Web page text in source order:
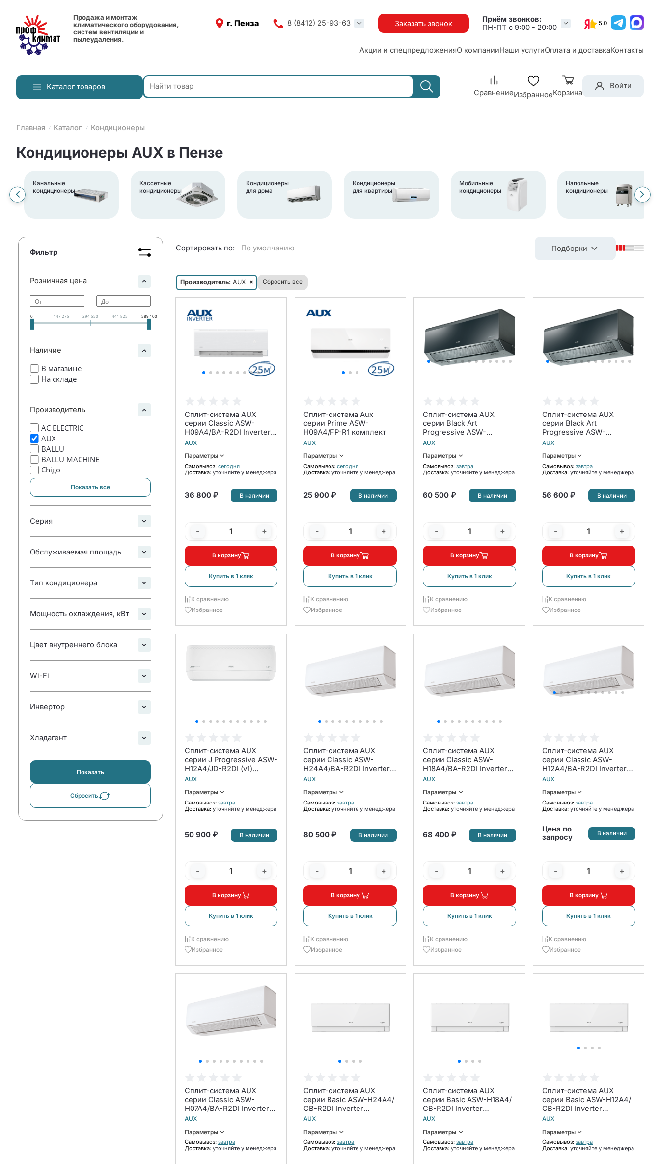
Продажа и монтаж
климатического оборудования,
систем вентиляции и
пылеудаления.
г. Пенза 8 (8412) 25-93-63 Заказать звонок
Приём звонков:
ПН-ПТ с 9:00 - 20:00
5.0
Акции и спецпредложенияО компанииНаши услугиОплата и доставкаКонтакты
Каталог товаров
СравнениеИзбранноеКорзина
Войти
Главная Каталог Кондиционеры
Кондиционеры AUX в Пензе
Канальные
кондиционеры
Кассетные
кондиционеры
Кондиционеры
для дома
Кондиционеры
для квартиры
Мобильные
кондиционеры
Напольные
кондиционеры
Фильтр
Розничная цена
0 147 275 294 550 441 825 589 100
Наличие
В магазине
На складе
Производитель
AC ELECTRIC
AUX
BALLU
BALLU MACHINE
Chigo
Показать все
Серия
Обслуживаемая площадь
Тип кондиционера
Мощность охлаждения, кВт
Цвет внутреннего блока
Wi-Fi
Инвертор
Хладагент
Показать
Сбросить
Сортировать по: По умолчанию Подборки
Производитель: AUX × Сбросить все
Сплит-система AUX
серии Classic ASW-
H09A4/BA-R2DI Inverter
комплект
AUX
Параметры
Самовывоз: сегодня
Доставка: уточняйте у менеджера
36 800 ₽ В наличии
- +
В корзину
Купить в 1 клик
К сравнению
Избранное
Сплит-система Aux
серии Prime ASW-
H09A4/FP-R1 комплект
AUX
Параметры
Самовывоз: сегодня
Доставка: уточняйте у менеджера
25 900 ₽ В наличии
- +
В корзину
Купить в 1 клик
К сравнению
Избранное
Сплит-система AUX
серии Black Art
Progressive ASW-
H12A4/CС-R2DI Inverter
AUX
Параметры
Самовывоз: завтра
Доставка: уточняйте у менеджера
60 500 ₽ В наличии
- +
В корзину
Купить в 1 клик
К сравнению
Избранное
Сплит-система AUX
серии Black Art
Progressive ASW-
H09A4/CС-R2DI Inverter
AUX
Параметры
Самовывоз: завтра
Доставка: уточняйте у менеджера
56 600 ₽ В наличии
- +
В корзину
Купить в 1 клик
К сравнению
Избранное
Сплит-система AUX
серии J Progressive ASW-
H12A4/JD-R2DI (v1)
Inverter комплект
AUX
Параметры
Самовывоз: завтра
Доставка: уточняйте у менеджера
50 900 ₽ В наличии
- +
В корзину
Купить в 1 клик
К сравнению
Избранное
Сплит-система AUX
серии Classic ASW-
H24A4/BA-R2DI Inverter
комплект
AUX
Параметры
Самовывоз: завтра
Доставка: уточняйте у менеджера
80 500 ₽ В наличии
- +
В корзину
Купить в 1 клик
К сравнению
Избранное
Сплит-система AUX
серии Classic ASW-
H18A4/BA-R2DI Inverter
комплект
AUX
Параметры
Самовывоз: завтра
Доставка: уточняйте у менеджера
68 400 ₽ В наличии
- +
В корзину
Купить в 1 клик
К сравнению
Избранное
Сплит-система AUX
серии Classic ASW-
H12A4/BA-R2DI Inverter
комплект
AUX
Параметры
Самовывоз: завтра
Доставка: уточняйте у менеджера
Цена по
запросу
В наличии
- +
В корзину
Купить в 1 клик
К сравнению
Избранное
Сплит-система AUX
серии Classic ASW-
H07A4/BA-R2DI Inverter
комплект
AUX
Параметры
Самовывоз: завтра
Доставка: уточняйте у менеджера
Сплит-система AUX
серии Basic ASW-H24A4/
СB-R2DI Inverter
комплект
AUX
Параметры
Самовывоз: завтра
Доставка: уточняйте у менеджера
Сплит-система AUX
серии Basic ASW-H18A4/
СB-R2DI Inverter
комплект
AUX
Параметры
Самовывоз: завтра
Доставка: уточняйте у менеджера
Сплит-система AUX
серии Basic ASW-H12A4/
СB-R2DI Inverter
комплект
AUX
Параметры
Самовывоз: завтра
Доставка: уточняйте у менеджера